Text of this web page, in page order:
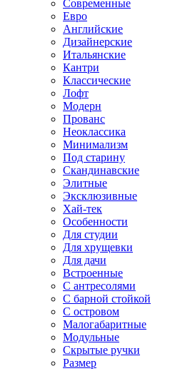
Современные
Евро
Английские
Дизайнерские
Итальянские
Кантри
Классические
Лофт
Модерн
Прованс
Неоклассика
Минимализм
Под старину
Скандинавские
Элитные
Эксклюзивные
Хай-тек
Особенности
Для студии
Для хрущевки
Для дачи
Встроенные
С антресолями
С барной стойкой
С островом
Малогабаритные
Модульные
Скрытые ручки
Размер